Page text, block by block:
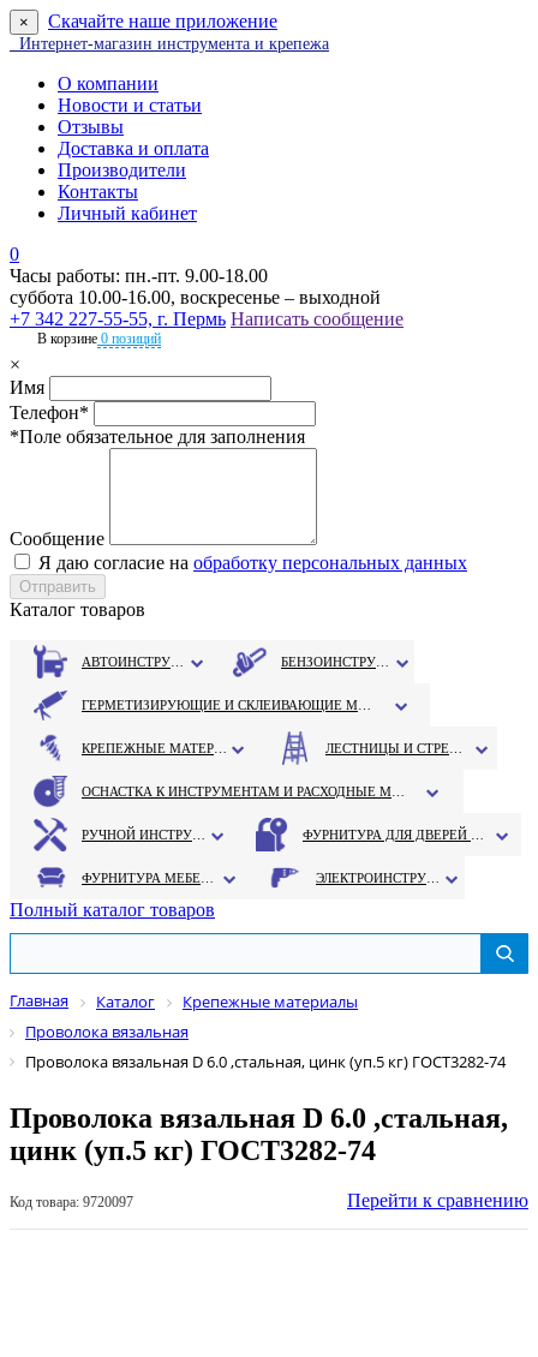
× Скачайте наше приложение
Интернет-магазин инструмента и крепежа
О компании
Новости и статьи
Отзывы
Доставка и оплата
Производители
Контакты
Личный кабинет
0
Часы работы: пн.-пт. 9.00-18.00
суббота 10.00-16.00, воскресенье – выходной
+7 342 227-55-55, г. Пермь Написать сообщение
В корзине 0 позиций
×
Имя
Телефон*
*Поле обязательное для заполнения
Сообщение
Я даю согласие на обработку персональных данных
Каталог товаров
Полный каталог товаров
Главная Каталог
Крепежные материалы
Проволока вязальная
Проволока вязальная D 6.0 ,стальная, цинк (уп.5 кг) ГОСТ3282-74
Проволока вязальная D 6.0 ,стальная,
цинк (уп.5 кг) ГОСТ3282-74
Код товара: 9720097 Перейти к сравнению